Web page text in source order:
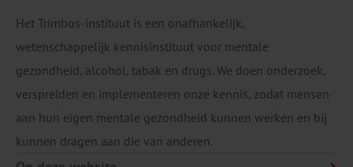
Het Trimbos-instituut is een onafhankelijk,
wetenschappelijk kennisinstituut voor mentale
gezondheid, alcohol, tabak en drugs. We doen onderzoek,
verspreiden en implementeren onze kennis, zodat mensen
aan hun eigen mentale gezondheid kunnen werken en bij
kunnen dragen aan die van anderen.